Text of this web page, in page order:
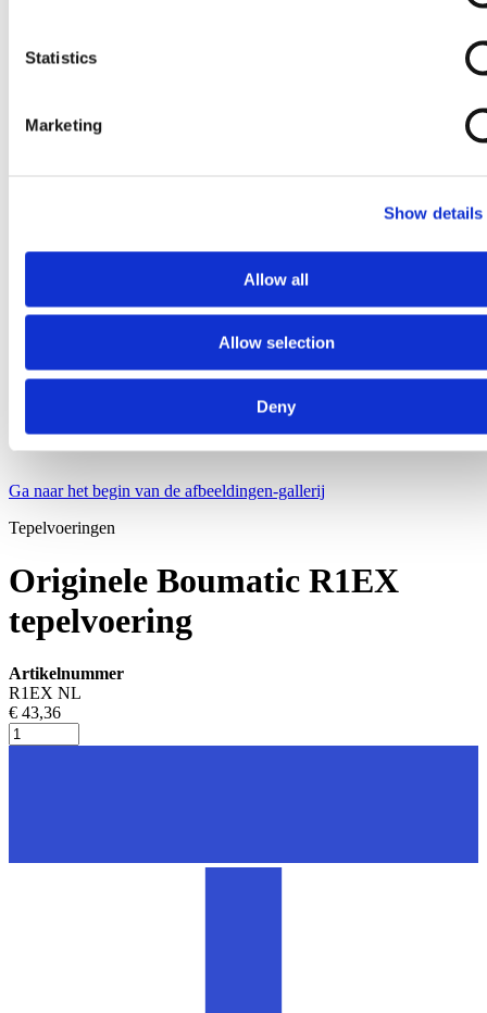
Statistics
Marketing
Show details
Allow all
Allow selection
Deny
Ga naar het begin van de afbeeldingen-gallerij
Tepelvoeringen
Originele Boumatic R1EX
tepelvoering
Artikelnummer
R1EX NL
€ 43,36